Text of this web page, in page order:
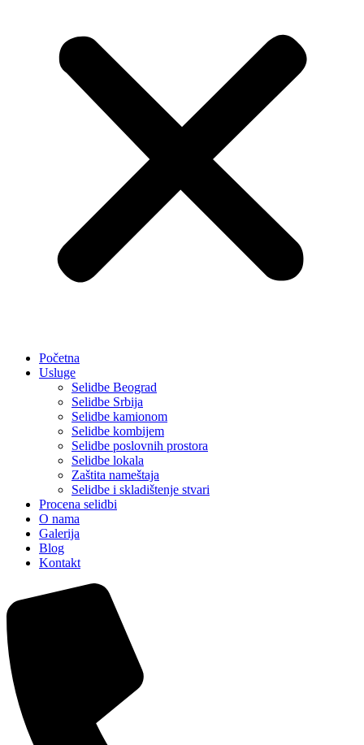
Početna
Usluge
Selidbe Beograd
Selidbe Srbija
Selidbe kamionom
Selidbe kombijem
Selidbe poslovnih prostora
Selidbe lokala
Zaštita nameštaja
Selidbe i skladištenje stvari
Procena selidbi
O nama
Galerija
Blog
Kontakt